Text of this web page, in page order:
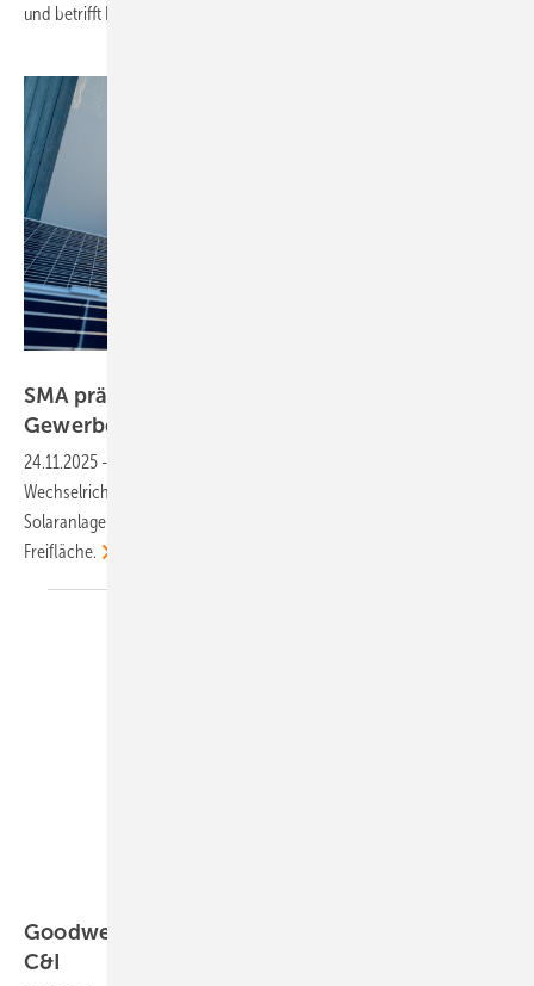
und betrifft Neu- sowie
SMA präsentiert neuen Sunny Tripower fürs
Gewerbe
24.11.2025 -
Wechselrichter auf den Markt. Er wurde speziell für gewerblicher
Solaranlagen entwickelt – egal, ob auf Dächern, Carports oder auf der
Freifläche.
Goodwe zeigt leisen Stringwechselrichter für
C&I